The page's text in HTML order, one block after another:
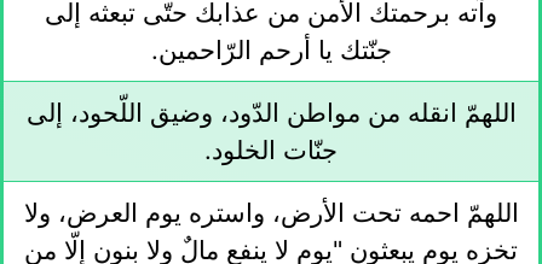
وآته برحمتك الأمن من عذابك حتّى تبعثه إلى
جنّتك يا أرحم الرّاحمين.
اللهمّ انقله من مواطن الدّود، وضيق اللّحود، إلى
جنّات الخلود.
اللهمّ احمه تحت الأرض، واستره يوم العرض، ولا
تخزه يوم يبعثون "يوم لا ينفع مالٌ ولا بنون إلّا من